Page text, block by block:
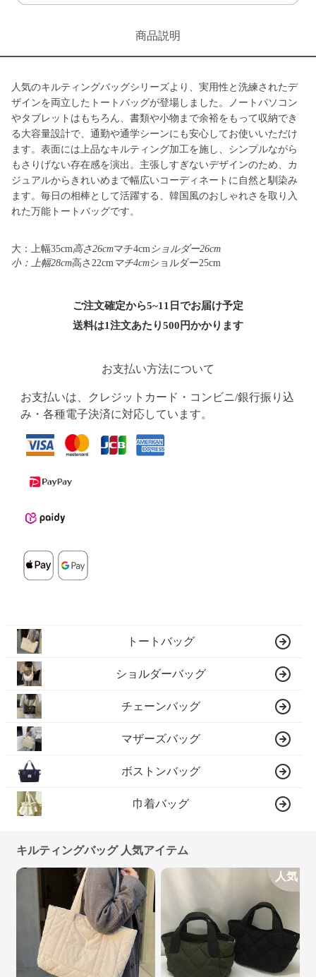
商品説明
人気のキルティングバッグシリーズより、実用性と洗練されたデ
ザインを両立したトートバッグが登場しました。ノートパソコン
やタブレットはもちろん、書類や小物まで余裕をもって収納でき
る大容量設計で、通勤や通学シーンにも安心してお使いいただけ
ます。表面には上品なキルティング加工を施し、シンプルながら
もさりげない存在感を演出。主張しすぎないデザインのため、カ
ジュアルからきれいめまで幅広いコーディネートに自然と馴染み
ます。毎日の相棒として活躍する、韓国風のおしゃれさを取り入
れた万能トートバッグです。
大：上幅35cm高さ26cmマチ4cm ショルダー26cm
小：上幅28cm高さ22cm マチ4cmショルダー25cm
ご注文確定から5~11日でお届け予定
送料は1注文あたり500 円かかります
お支払い方法について
お支払いは、クレジットカード・コンビニ/銀行振り込
み・各種電子決済に対応しています。
トートバッグ
ショルダーバッグ
チェーンバッグ
マザーズバッグ
ボストンバッグ
巾着バッグ
キルティングバッグ 人気アイテム
人気